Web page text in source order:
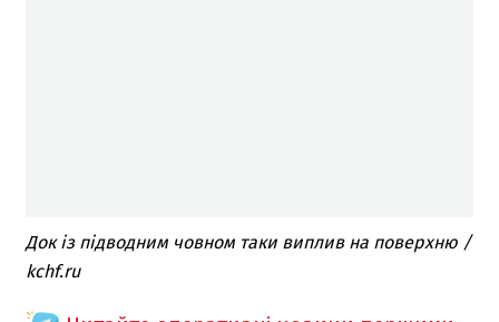
Док із підводним човном таки виплив на поверхню /
kchf.ru